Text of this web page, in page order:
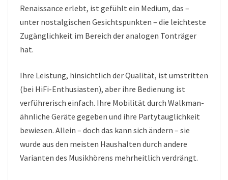
Renaissance erlebt, ist gefühlt ein Medium, das –
unter nostalgischen Gesichtspunkten – die leichteste
Zugänglichkeit im Bereich der analogen Tonträger
hat.
Ihre Leistung, hinsichtlich der Qualität, ist umstritten
(bei HiFi-Enthusiasten), aber ihre Bedienung ist
verführerisch einfach. Ihre Mobilität durch Walkman-
ähnliche Geräte gegeben und ihre Partytauglichkeit
bewiesen. Allein – doch das kann sich ändern – sie
wurde aus den meisten Haushalten durch andere
Varianten des Musikhörens mehrheitlich verdrängt.